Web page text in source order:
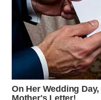
WN
TEBING
TINGGI
WN